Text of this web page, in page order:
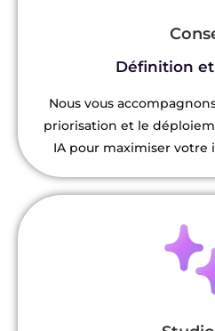
Définition
Nous vous
priorisation et le
IA pour maximiser votre